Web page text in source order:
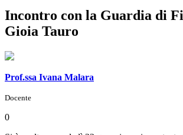
Incontro con la Guardia di
Gioia Tauro
Prof.ssa Ivana Malara
Docente
0